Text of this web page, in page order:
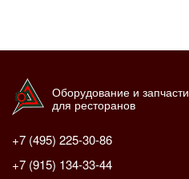
Оборудование и запчасти
для ресторанов
+7 (495) 225-30-86
+7 (915) 134-33-44